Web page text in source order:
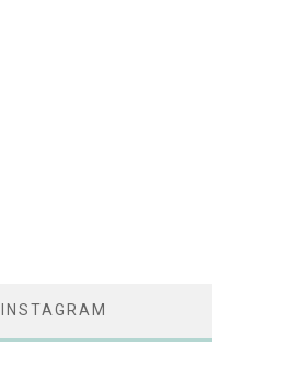
INSTAGRAM